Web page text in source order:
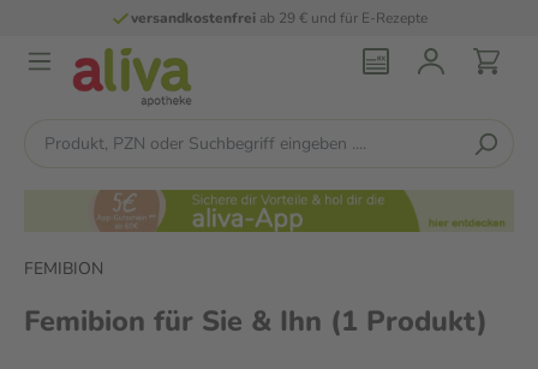
versandkostenfreiab 29 € und für E-Rezepte
FEMIBION
Femibion für Sie & Ihn (1 Produkt)